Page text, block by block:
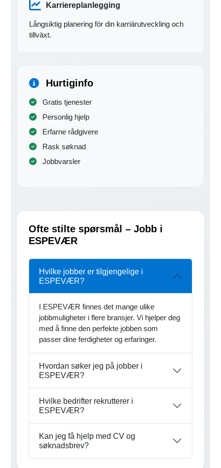
Karriereplanlegging
Långsiktig planering för din karriärutveckling och
tillväxt.
Hurtiginfo
Gratis tjenester
Personlig hjelp
Erfarne rådgivere
Rask søknad
Jobbvarsler
Ofte stilte spørsmål – Jobb i
ESPEVÆR
Hvilke jobber er tilgjengelige i
ESPEVÆR?
I ESPEVÆR finnes det mange ulike
jobbmuligheter i flere bransjer. Vi hjelper deg
med å finne den perfekte jobben som
passer dine ferdigheter og erfaringer.
Hvordan søker jeg på jobber i
ESPEVÆR?
Hvilke bedrifter rekrutterer i
ESPEVÆR?
Kan jeg få hjelp med CV og
søknadsbrev?